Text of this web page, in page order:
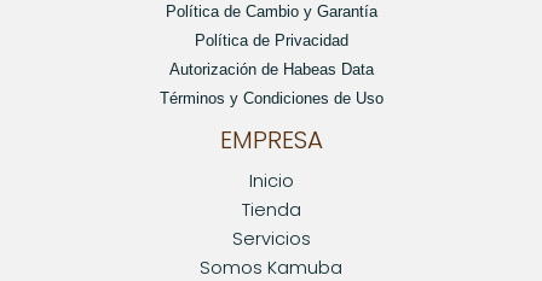
Política de Cambio y Garantía
Política de Privacidad
Autorización de Habeas Data
Términos y Condiciones de Uso
EMPRESA
Inicio
Tienda
Servicios
Somos Kamuba